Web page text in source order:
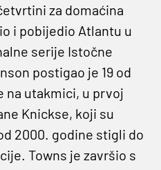
za domaćina
i pobijedio Atlantu u
serije Istočne
postigao je 19 od
na utakmici, u prvoj
Knickse, koji su
2000. godine stigli do
Towns je završio s